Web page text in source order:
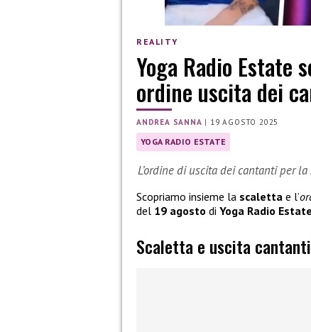
REALITY
Yoga Radio Estate
ordine uscita dei
ANDREA SANNA | 19 AGOSTO 2025
YOGA RADIO ESTATE
L’ordine di uscita dei cantanti per
Scopriamo insieme la scaletta e l’
del 19 agosto di Yoga Radio
Scaletta e uscita